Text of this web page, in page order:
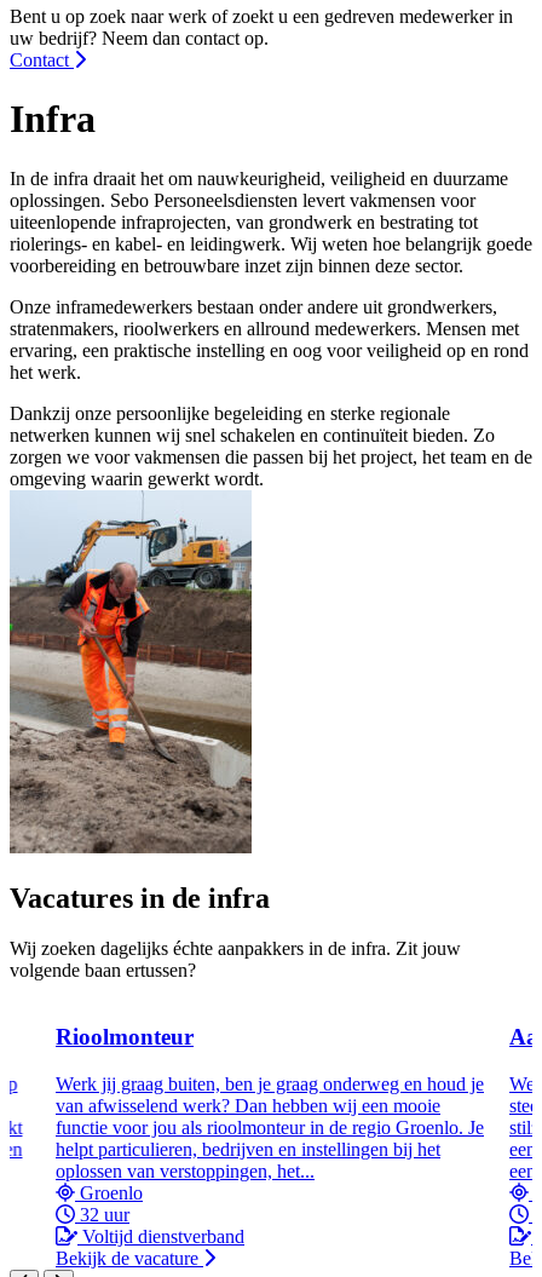
Bent u op zoek naar werk of zoekt u een gedreven medewerker in
uw bedrijf? Neem dan contact op.
Contact
Infra
In de infra draait het om nauwkeurigheid, veiligheid en duurzame
oplossingen. Sebo Personeelsdiensten levert vakmensen voor
uiteenlopende infraprojecten, van grondwerk en bestrating tot
riolerings- en kabel- en leidingwerk. Wij weten hoe belangrijk goede
voorbereiding en betrouwbare inzet zijn binnen deze sector.
Onze inframedewerkers bestaan onder andere uit grondwerkers,
stratenmakers, rioolwerkers en allround medewerkers. Mensen met
ervaring, een praktische instelling en oog voor veiligheid op en rond
het werk.
Dankzij onze persoonlijke begeleiding en sterke regionale
netwerken kunnen wij snel schakelen en continuïteit bieden. Zo
zorgen we voor vakmensen die passen bij het project, het team en de
omgeving waarin gewerkt wordt.
Vacatures in de infra
Wij zoeken dagelijks échte aanpakkers in de infra. Zit jouw
volgende baan ertussen?
Rioolmonteur
Werk jij graag buiten, ben je graag onderweg en houd je
van afwisselend werk? Dan hebben wij een mooie
functie voor jou als rioolmonteur in de regio Groenlo. Je
helpt particulieren, bedrijven en instellingen bij het
oplossen van verstoppingen, het...
Groenlo
32 uur
Voltijd dienstverband
Bekijk de vacature